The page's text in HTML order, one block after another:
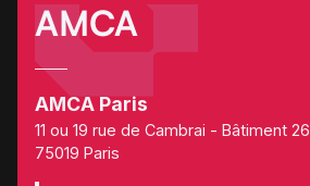
AMCA
AMCA Paris
11 ou 19 rue de Cambrai - Bâtiment 26
75019 Paris